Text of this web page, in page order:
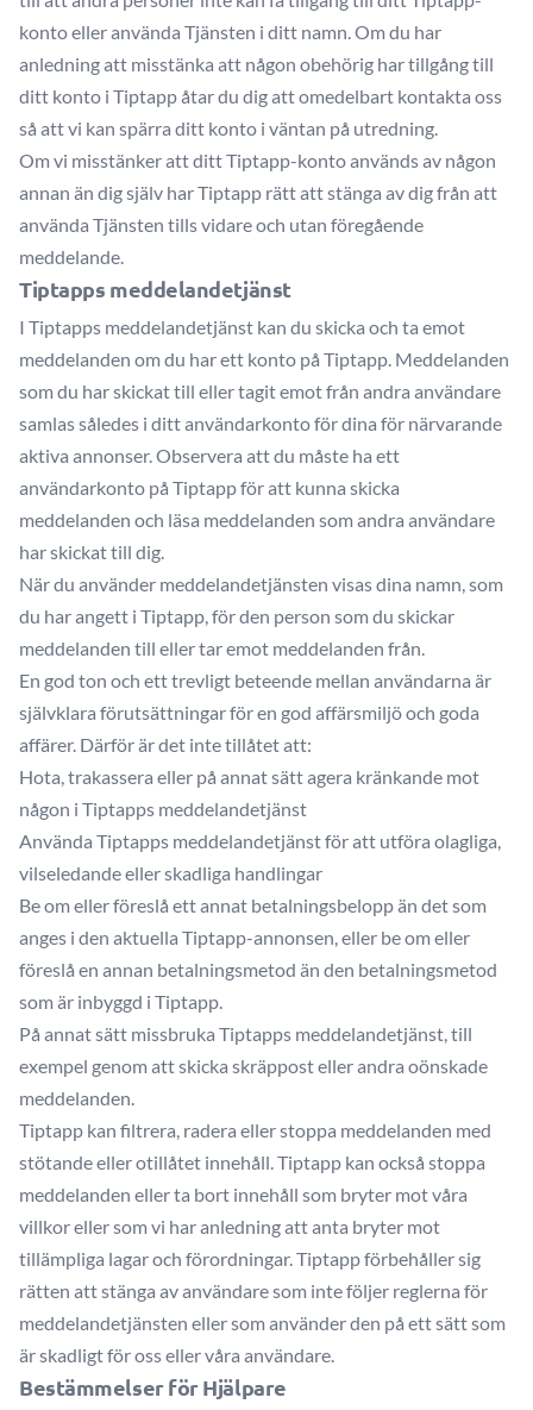
konto eller använda Tjänsten i ditt namn. Om du har
anledning att misstänka att någon obehörig har tillgång till
ditt konto i Tiptapp åtar du dig att omedelbart kontakta oss
så att vi kan spärra ditt konto i väntan på utredning.
Om vi misstänker att ditt Tiptapp-konto används av någon
annan än dig själv har Tiptapp rätt att stänga av dig från att
använda Tjänsten tills vidare och utan föregående
meddelande.
Tiptapps meddelandetjänst
I Tiptapps meddelandetjänst kan du skicka och ta emot
meddelanden om du har ett konto på Tiptapp. Meddelanden
som du har skickat till eller tagit emot från andra användare
samlas således i ditt användarkonto för dina för närvarande
aktiva annonser. Observera att du måste ha ett
användarkonto på Tiptapp för att kunna skicka
meddelanden och läsa meddelanden som andra användare
har skickat till dig.
När du använder meddelandetjänsten visas dina namn, som
du har angett i Tiptapp, för den person som du skickar
meddelanden till eller tar emot meddelanden från.
En god ton och ett trevligt beteende mellan användarna är
självklara förutsättningar för en god affärsmiljö och goda
affärer. Därför är det inte tillåtet att:
Hota, trakassera eller på annat sätt agera kränkande mot
någon i Tiptapps meddelandetjänst
Använda Tiptapps meddelandetjänst för att utföra olagliga,
vilseledande eller skadliga handlingar
Be om eller föreslå ett annat betalningsbelopp än det som
anges i den aktuella Tiptapp-annonsen, eller be om eller
föreslå en annan betalningsmetod än den betalningsmetod
som är inbyggd i Tiptapp.
På annat sätt missbruka Tiptapps meddelandetjänst, till
exempel genom att skicka skräppost eller andra oönskade
meddelanden.
Tiptapp kan filtrera, radera eller stoppa meddelanden med
stötande eller otillåtet innehåll. Tiptapp kan också stoppa
meddelanden eller ta bort innehåll som bryter mot våra
villkor eller som vi har anledning att anta bryter mot
tillämpliga lagar och förordningar. Tiptapp förbehåller sig
rätten att stänga av användare som inte följer reglerna för
meddelandetjänsten eller som använder den på ett sätt som
är skadligt för oss eller våra användare.
Bestämmelser för Hjälpare